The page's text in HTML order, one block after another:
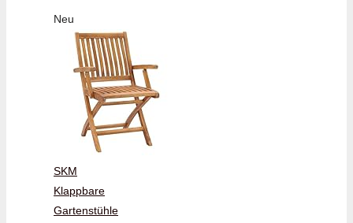
Neu
SKM
Klappbare
Gartenstühle